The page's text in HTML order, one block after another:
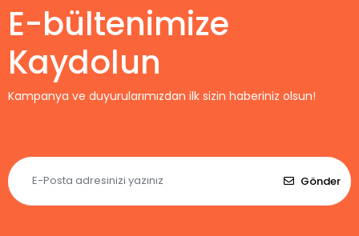
E-bültenimize
Kaydolun
Kampanya ve duyurularımızdan ilk sizin haberiniz olsun!
Gönder